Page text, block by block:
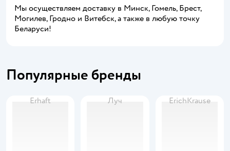
Мы осуществляем доставку в Минск, Гомель, Брест,
Могилев, Гродно и Витебск, а также в любую точку
Беларуси!
Популярные бренды
Erhaft Луч ErichKrause